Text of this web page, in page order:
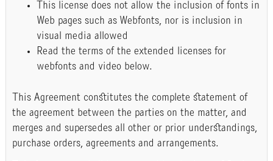
This license does not allow the inclusion of fonts in
Web pages such as Webfonts, nor is inclusion in
visual media allowed
Read the terms of the extended licenses for
webfonts and video below.
This Agreement constitutes the complete statement of
the agreement between the parties on the matter, and
merges and supersedes all other or prior understandings,
purchase orders, agreements and arrangements.